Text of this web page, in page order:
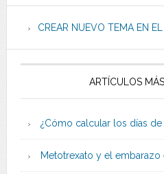
CREAR NUEVO TEMA EN
ARTÍCULOS
¿Cómo calcular los días de
Metotrexato y el